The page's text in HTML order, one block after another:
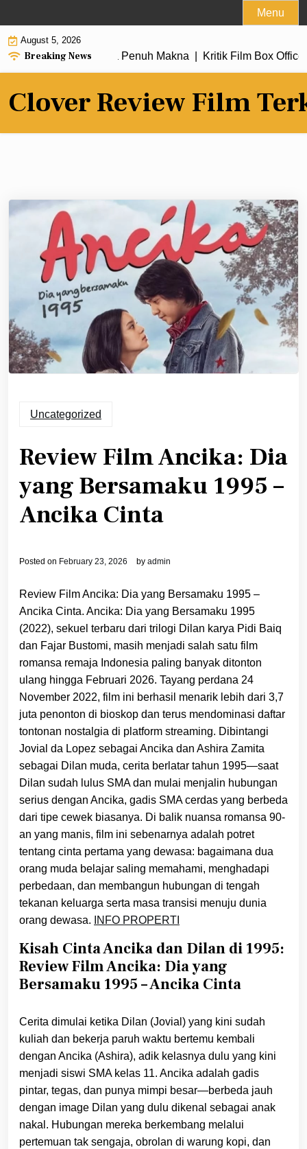
to
content
Menu
August 5, 2026
Breaking News
dengan Alur Cerita Penuh Makna |Kritik Film Box Office
Clover Review Film
Uncategorized
Review Film Ancika: Dia
yang Bersamaku 1995 –
Ancika Cinta
Posted on February 23, 2026 by admin
Review Film Ancika: Dia yang Bersamaku 1995 –
Ancika Cinta. Ancika: Dia yang Bersamaku 1995
(2022), sekuel terbaru dari trilogi Dilan karya Pidi Baiq
dan Fajar Bustomi, masih menjadi salah satu film
romansa remaja Indonesia paling banyak ditonton
ulang hingga Februari 2026. Tayang perdana 24
November 2022, film ini berhasil menarik lebih dari 3,7
juta penonton di bioskop dan terus mendominasi daftar
tontonan nostalgia di platform streaming. Dibintangi
Jovial da Lopez sebagai Ancika dan Ashira Zamita
sebagai Dilan muda, cerita berlatar tahun 1995—saat
Dilan sudah lulus SMA dan mulai menjalin hubungan
serius dengan Ancika, gadis SMA cerdas yang berbeda
dari tipe cewek biasanya. Di balik nuansa romansa 90-
an yang manis, film ini sebenarnya adalah potret
tentang cinta pertama yang dewasa: bagaimana dua
orang muda belajar saling memahami, menghadapi
perbedaan, dan membangun hubungan di tengah
tekanan keluarga serta masa transisi menuju dunia
orang dewasa.
INFO PROPERTI
Kisah Cinta Ancika dan Dilan di 1995:
Review Film Ancika: Dia yang
Bersamaku 1995 – Ancika Cinta
Cerita dimulai ketika Dilan (Jovial) yang kini sudah
kuliah dan bekerja paruh waktu bertemu kembali
dengan Ancika (Ashira), adik kelasnya dulu yang kini
menjadi siswi SMA kelas 11. Ancika adalah gadis
pintar, tegas, dan punya mimpi besar—berbeda jauh
dengan image Dilan yang dulu dikenal sebagai anak
nakal. Hubungan mereka berkembang melalui
pertemuan tak sengaja, obrolan di warung kopi, dan